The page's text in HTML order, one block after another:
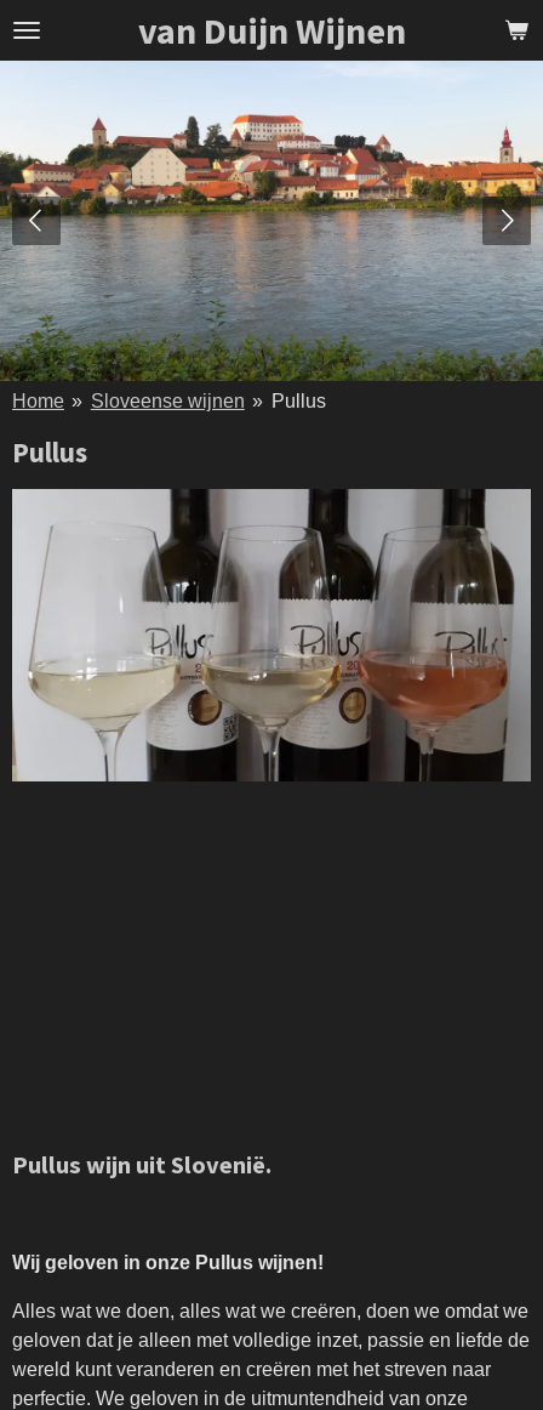
Ga
hoofdinhoud
van Duijn Wijnen
Home » Sloveense wijnen » Pullus
Pullus
Pullus wijn uit Slovenië.
Wij geloven in onze Pullus wijnen!
Alles wat we doen, alles wat we creëren, doen we omdat we
geloven dat je alleen met volledige inzet, passie en liefde de
wereld kunt veranderen en creëren met het streven naar
perfectie. We geloven in de uitmuntendheid van onze